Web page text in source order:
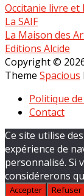
Occitanie livre et
La SAIF
La Maison des
Editions Alcide
Copyright ©
Theme Spacious
Politique
Contact
Ce site utilise
expérience de
personnalisé. Si
considérerons
Accepter Refuser